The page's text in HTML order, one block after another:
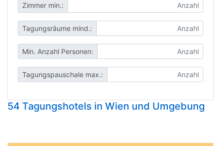
Zimmer min.:
Tagungsräume mind.:
Min. Anzahl Personen:
Tagungspauschale max.:
54 Tagungshotels in Wien und Umgebung